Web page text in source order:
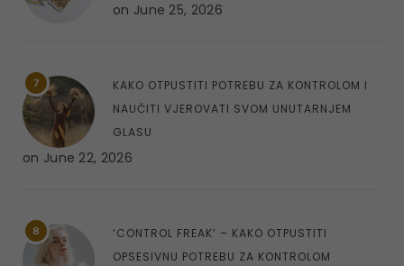
on June 25, 2026
7
KAKO OTPUSTITI POTREBU ZA KONTROLOM I
NAUČITI VJEROVATI SVOM UNUTARNJEM
GLASU
on June 22, 2026
8
‘CONTROL FREAK’ – KAKO OTPUSTITI
OPSESIVNU POTREBU ZA KONTROLOM